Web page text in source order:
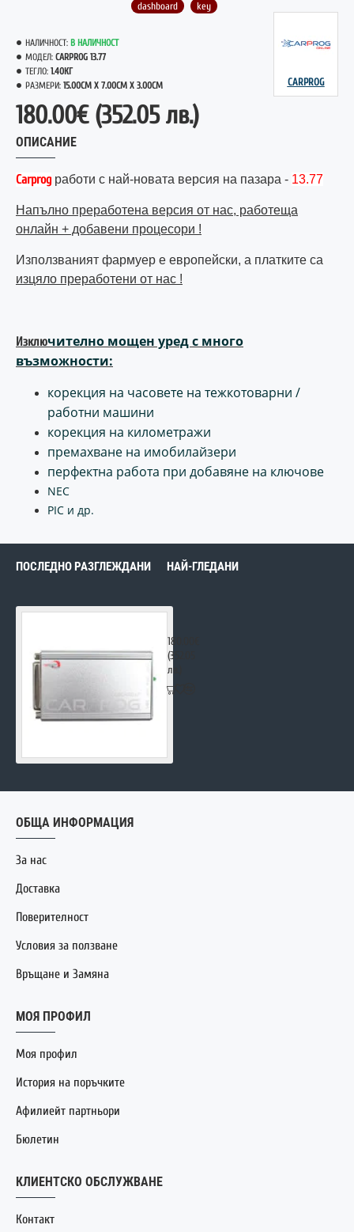
dashboard
key
НАЛИЧНОСТ: В НАЛИЧНОСТ
МОДЕЛ: CARPROG 13.77
ТЕГЛО: 1.40КГ
РАЗМЕРИ: 15.00CM X 7.00CM X 3.00CM CARPROG
180.00€ (352.05 лв.)
ОПИСАНИЕ
Carprog работи с най-новата версия на пазара - 13.77
Напълно преработена версия от нас, работеща
онлайн + добавени процесори !
Използваният фармуер е европейски, а платките са
изцяло преработени от нас !
Изключително мощен уред с много
възможности:
корекция на часовете на тежкотоварни /
работни машини
корекция на километражи
премахване на имобилайзери
перфектна работа при добавяне на ключове
NEC
PIC и др.
ПОСЛЕДНО РАЗГЛЕЖДАНИ НАЙ-ГЛЕДАНИ
180.00€
(352.05
лв.)
ОБЩА ИНФОРМАЦИЯ
За нас
Доставка
Поверителност
Условия за ползване
Връщане и Замяна
МОЯ ПРОФИЛ
Моя профил
История на поръчките
Афилиейт партньори
Бюлетин
КЛИЕНТСКО ОБСЛУЖВАНЕ
Контакт